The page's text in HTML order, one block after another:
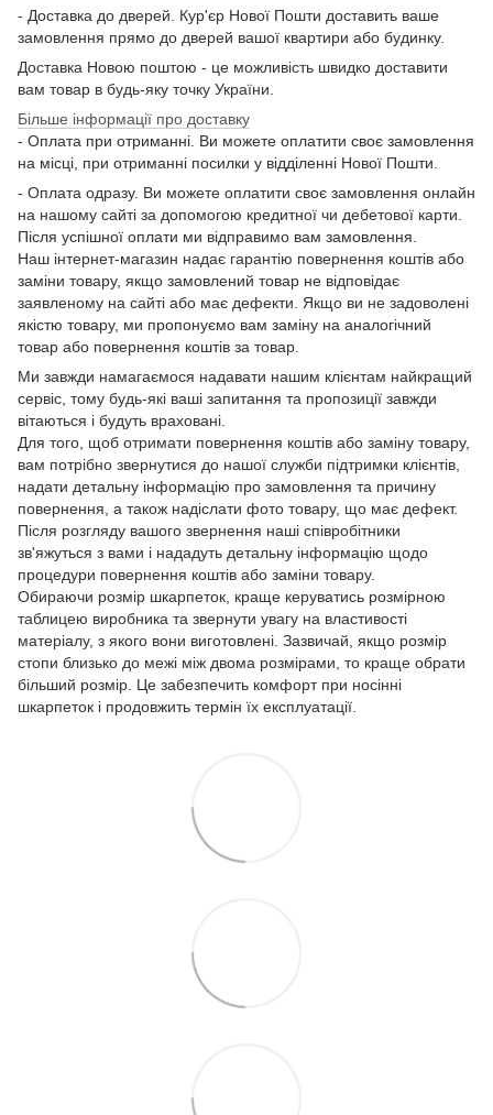
- Доставка до дверей. Кур'єр Нової Пошти доставить ваше
замовлення прямо до дверей вашої квартири або будинку.
Доставка Новою поштою - це можливість швидко доставити
вам товар в будь-яку точку України.
Більше інформації про доставку
- Оплата при отриманні. Ви можете оплатити своє замовлення
на місці, при отриманні посилки у відділенні Нової Пошти.
- Оплата одразу. Ви можете оплатити своє замовлення онлайн
на нашому сайті за допомогою кредитної чи дебетової карти.
Після успішної оплати ми відправимо вам замовлення.
Наш інтернет-магазин надає гарантію повернення коштів або
заміни товару, якщо замовлений товар не відповідає
заявленому на сайті або має дефекти. Якщо ви не задоволені
якістю товару, ми пропонуємо вам заміну на аналогічний
товар або повернення коштів за товар.
Ми завжди намагаємося надавати нашим клієнтам найкращий
сервіс, тому будь-які ваші запитання та пропозиції завжди
вітаються і будуть враховані.
Для того, щоб отримати повернення коштів або заміну товару,
вам потрібно звернутися до нашої служби підтримки клієнтів,
надати детальну інформацію про замовлення та причину
повернення, а також надіслати фото товару, що має дефект.
Після розгляду вашого звернення наші співробітники
зв'яжуться з вами і нададуть детальну інформацію щодо
процедури повернення коштів або заміни товару.
Обираючи розмір шкарпеток, краще керуватись розмірною
таблицею виробника та звернути увагу на властивості
матеріалу, з якого вони виготовлені. Зазвичай, якщо розмір
стопи близько до межі між двома розмірами, то краще обрати
більший розмір. Це забезпечить комфорт при носінні
шкарпеток і продовжить термін їх експлуатації.